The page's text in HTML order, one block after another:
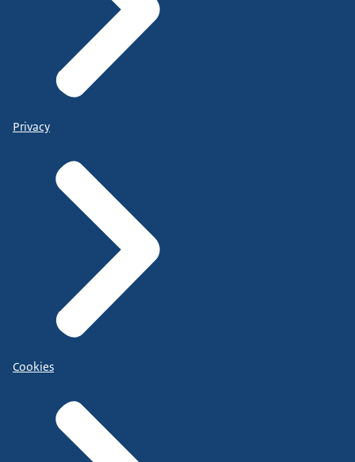
Privacy
Cookies